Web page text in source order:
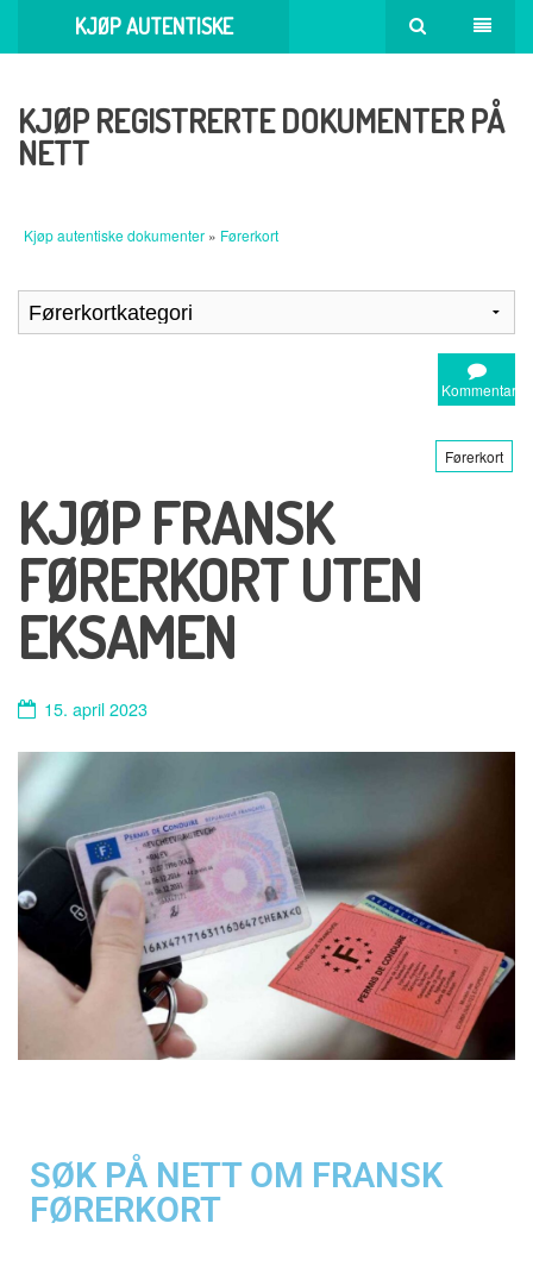
KJØP AUTENTISKE
KJØP REGISTRERTE DOKUMENTER PÅ
NETT
Kjøp autentiske dokumenter » Førerkort
Kommentar
Førerkort
KJØP FRANSK
FØRERKORT UTEN
EKSAMEN
15. april 2023
SØK PÅ NETT OM FRANSK
FØRERKORT